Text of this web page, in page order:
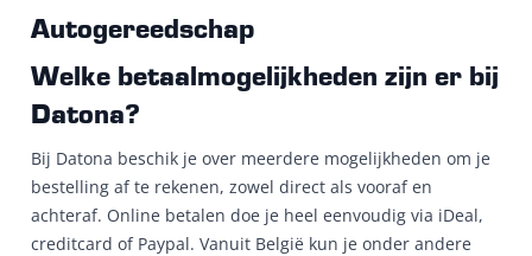
Autogereedschap
Welke betaalmogelijkheden zijn er bij
Datona?
Bij Datona beschik je over meerdere mogelijkheden om je
bestelling af te rekenen, zowel direct als vooraf en
achteraf. Online betalen doe je heel eenvoudig via iDeal,
creditcard of Paypal. Vanuit België kun je onder andere